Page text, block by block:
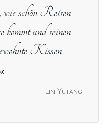
Lin Yutang
schön Reisen
und seinen
Kissen